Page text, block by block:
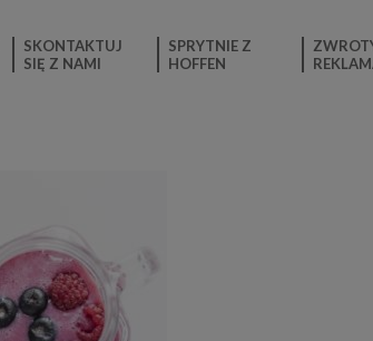
SKONTAKTUJ
SIĘ Z NAMI
SPRYTNIE Z
HOFFEN